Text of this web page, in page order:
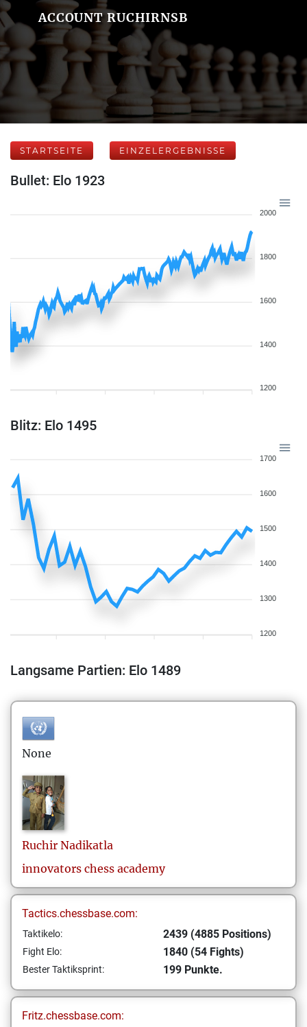
ACCOUNT RUCHIRNSB
STARTSEITE EINZELERGEBNISSE
Bullet: Elo 1923
2000
1800
1600
1400
1200
Blitz: Elo 1495
1700
1600
1500
1400
1300
1200
Langsame Partien: Elo 1489
None
Ruchir Nadikatla
innovators chess academy
Tactics.chessbase.com:
Taktikelo: 2439 (4885 Positions)
Fight Elo: 1840 (54 Fights)
Bester Taktiksprint: 199 Punkte.
Fritz.chessbase.com: